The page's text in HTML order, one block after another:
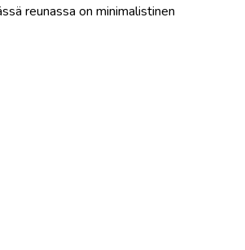
reunassa on minimalistinen